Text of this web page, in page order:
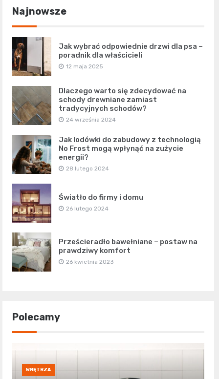
Najnowsze
Jak wybrać odpowiednie drzwi dla psa –
poradnik dla właścicieli
12 maja 2025
Dlaczego warto się zdecydować na
schody drewniane zamiast
tradycyjnych schodów?
24 września 2024
Jak lodówki do zabudowy z technologią
No Frost mogą wpłynąć na zużycie
energii?
28 lutego 2024
Światło do firmy i domu
26 lutego 2024
Prześcieradło bawełniane – postaw na
prawdziwy komfort
26 kwietnia 2023
Polecamy
WNĘTRZA